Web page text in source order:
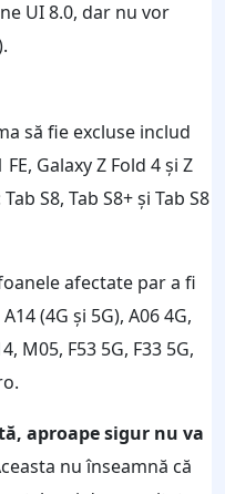
UI 8.0, dar nu vor
să fie excluse includ
Galaxy Z Fold 4 și Z
S8, Tab S8+ și Tab S8
afectate par a fi
(4G și 5G), A06 4G,
M05, F53 5G, F33 5G,
aproape sigur nu va
nu înseamnă că